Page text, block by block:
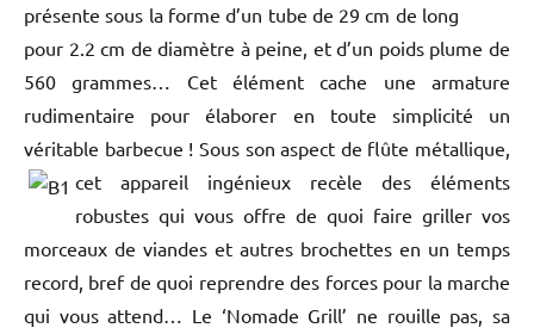
présente sous la forme d’un tube de 29 cm de long
pour 2.2 cm de diamètre à peine, et d’un poids plume de
560 grammes… Cet élément cache une armature
rudimentaire pour élaborer en toute simplicité un
véritable barbecue ! Sous son aspect de flûte métallique,
cet appareil ingénieux recèle des éléments
robustes qui vous offre de quoi faire griller vos
morceaux de viandes et autres brochettes en un temps
record, bref de quoi reprendre des forces pour la marche
qui vous attend… Le ‘Nomade Grill’ ne rouille pas, sa